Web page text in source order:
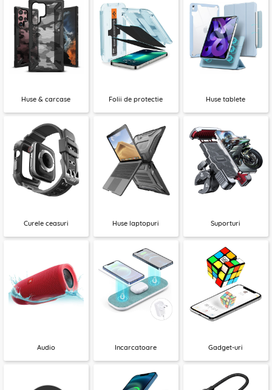
Huse & carcase Folii de protectie Huse tablete
Curele ceasuri Huse laptopuri Suporturi
Audio Incarcatoare Gadget-uri